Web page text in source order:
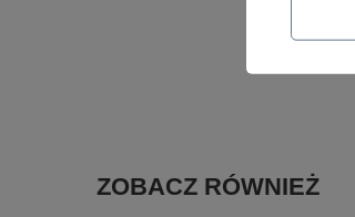
ZOBACZ RÓWNIEŻ